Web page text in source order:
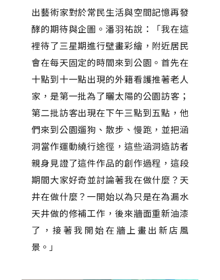
出藝術家對於常民生活與空間記憶再發
酵的期待與企圖。潘羽祐說：「我在這
裡待了三星期進行壁畫彩繪，附近居民
會在每天固定的時間來到公園。首先在
十點到十一點出現的外籍看護推著老人
家，是第一批為了曬太陽的公園訪客；
第二批訪客出現在下午三點到五點，他
們來到公園遛狗、散步、慢跑，並把涵
洞當作運動繞行途徑，這些涵洞造訪者
親身見證了這件作品的創作過程，這段
期間大家好奇並討論著我在做什麼？天
井在做什麼？一開始以為只是在為漏水
天井做的修補工作，後來牆面重新油漆
了，接著我開始在牆上畫出新店風
景。」